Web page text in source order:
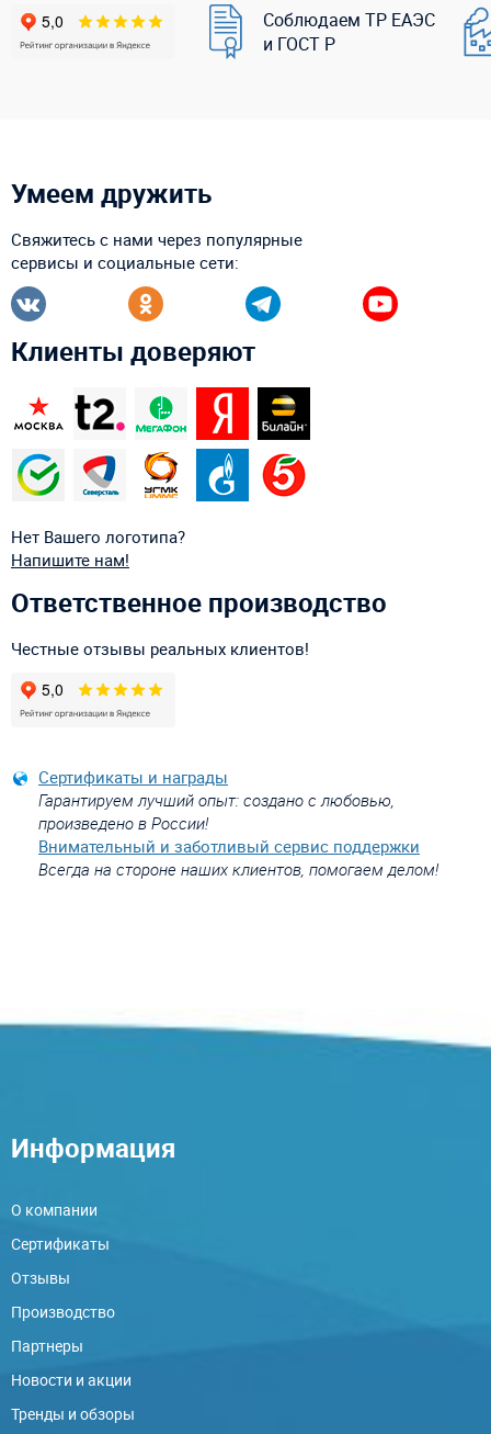
Соблюдаем ТР ЕАЭС
и ГОСТ Р
Умеем дружить
Свяжитесь с нами через популярные
сервисы и социальные сети:
Клиенты доверяют
Нет Вашего логотипа?
Напишите нам!
Ответственное производство
Честные отзывы реальных клиентов!
Сертификаты и награды
Гарантируем лучший опыт: создано с любовью,
произведено в России!
Внимательный и заботливый сервис поддержки
Всегда на стороне наших клиентов, помогаем делом!
Информация
О компании
Сертификаты
Отзывы
Производство
Партнеры
Новости и акции
Тренды и обзоры